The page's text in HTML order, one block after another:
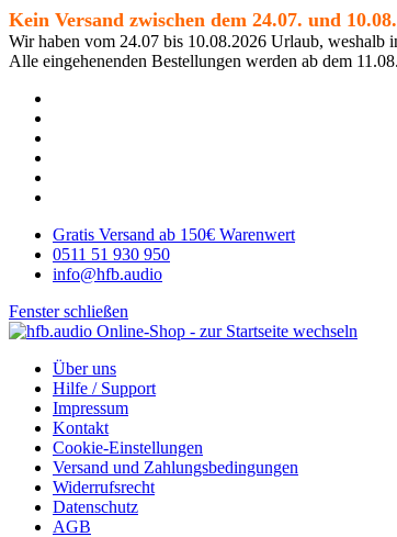
Kein Versand zwischen dem 24.07. und 10.08.
Wir haben vom 24.07 bis 10.08.2026 Urlaub, weshalb
Alle eingehenenden Bestellungen werden ab dem
Gratis Versand ab 150€ Warenwert
0511 51 930 950
info@hfb.audio
Fenster schließen
Über uns
Hilfe / Support
Impressum
Kontakt
Cookie-Einstellungen
Versand und Zahlungsbedingungen
Widerrufsrecht
Datenschutz
AGB